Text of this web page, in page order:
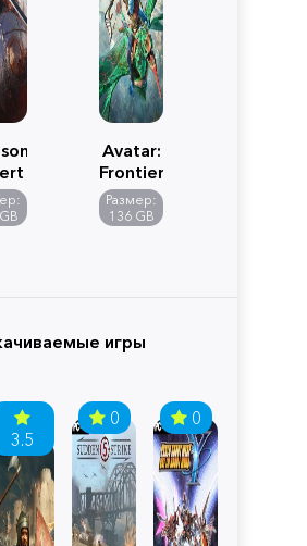
Avatar:
Frontiers
of
Pandora
Размер:
136 GB
игры
3.5
0 0